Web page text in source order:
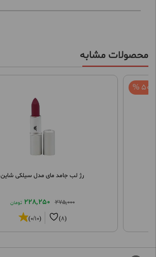
محصولات مشابه
رژ لب جامد مای مدل سیلکی شاین
275,000
228,250 تومان
(8)
(0/10)
50 %